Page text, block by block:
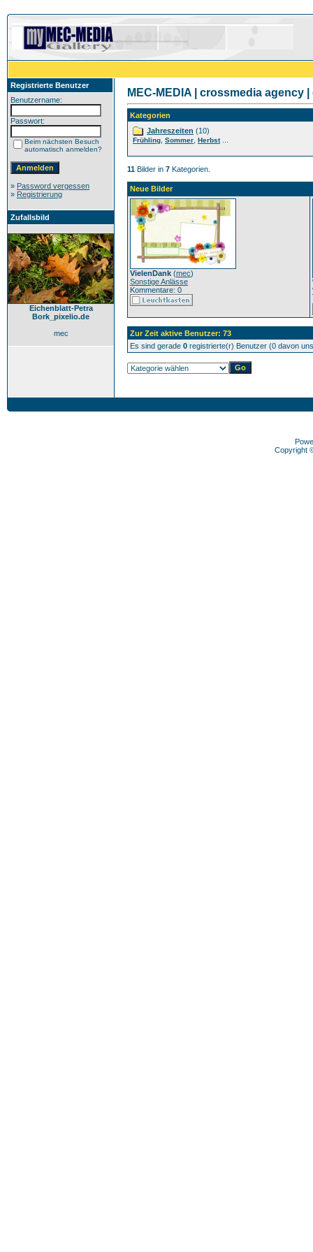
Registrierte Benutzer
Benutzername:
Passwort:
Beim nächsten Besuch
automatisch anmelden?
» Password vergessen
» Registrierung
Zufallsbild
Eichenblatt-Petra
Bork_pixelio.de
mec
MEC-MEDIA | crossmedia
Kategorien
Jahreszeiten (10)
Frühling Sommer Herbst...
11 Bilder in 7 Kategorien.
Neue Bilder
VielenDank (mec)
Sonstige Anlässe
Kommentare: 0
Zur Zeit aktive Benutzer: 73
Es sind gerade 0 registrierte(r) Benutzer (0 davon
Copyright